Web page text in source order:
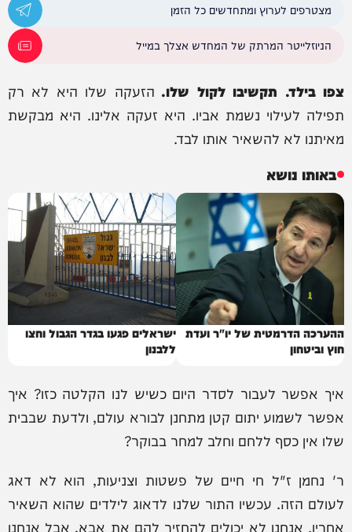
מצטרפים לערוץ ומתחדשים כל הזמן
הניוזלייטר המרתק של המחדש אצלך במייל
צפו בילד. תקשיבו לקול שלו. הזעקה שלו היא לא רק
תפילה לעילוי נשמת אביו. היא זעקה אלינו. היא מבקשת
מאיתנו לא להשאיר אותו לבד.
באותו נושא
ההערכה הדרמטית של יו"ר ועדת
חוץ וביטחון
ישראלים פגעו בגדר הגבול וחצו
ללבנון
איך אפשר לעבור לסדר היום כשיש לנו הקלטה כזו? איך
אפשר לשמוע יתום קטן מתחנן לבורא עולם, ולדעת שבבית
שלו אין כסף ללחם וחלב למחר בבוקר?
ר' נחמן ז"ל חי חיים של פשטות וצניעות, הוא לא דאג
לעולם הזה. עכשיו התור שלנו לדאוג לילדים שהוא השאיר
אחריו. אנחנו לא יכולים להחזיר להם את אבא, אבל אנחנו